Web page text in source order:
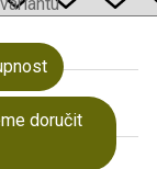
doručit